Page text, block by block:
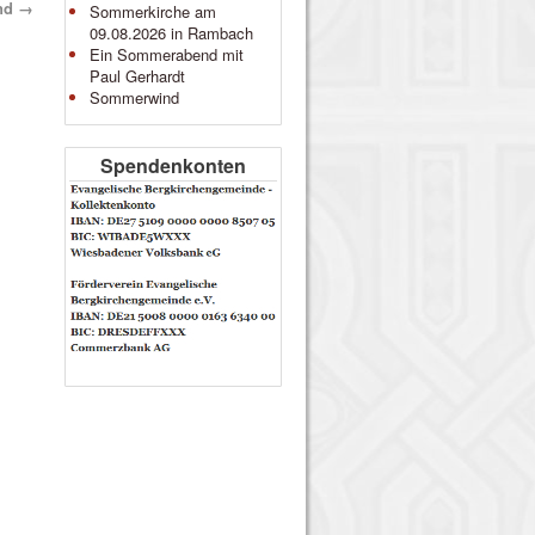
→
Sommerkirche am
09.08.2026 in Rambach
Ein Sommerabend mit
Paul Gerhardt
Sommerwind
Spendenkonten